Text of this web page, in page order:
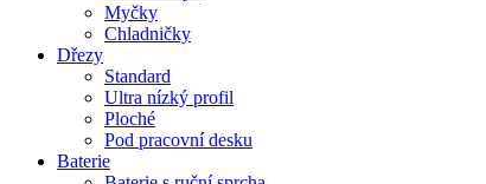
Myčky
Chladničky
Dřezy
Standard
Ultra nízký profil
Ploché
Pod pracovní desku
Baterie